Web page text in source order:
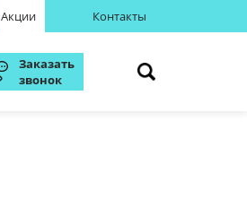
Акции Контакты
Заказать
звонок